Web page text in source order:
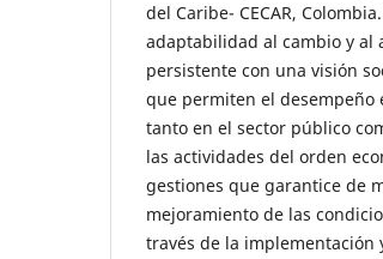
del Caribe- CECAR,
adaptabilidad al cambio y al
persistente con una visión
que permiten el desempeño
tanto en el sector público
las actividades del orden
gestiones que garantice de
mejoramiento de las
través de la implementación